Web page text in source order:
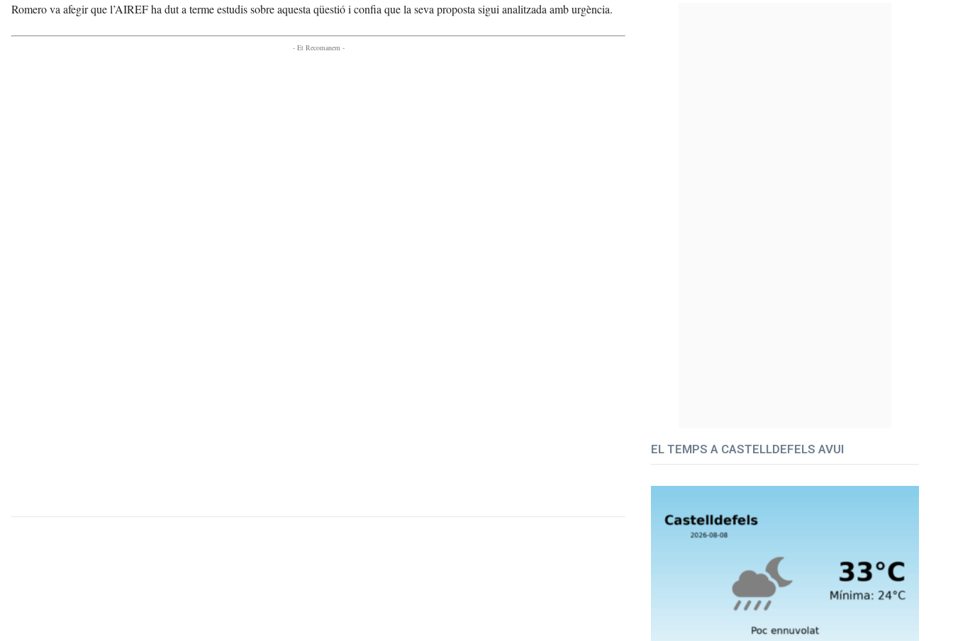
Romero va afegir que l’AIREF ha dut a terme estudis sobre aquesta qüestió i confia que la seva proposta sigui analitzada amb urgència.
- Et Recomanem -
EL TEMPS A CASTELLDEFELS AVUI